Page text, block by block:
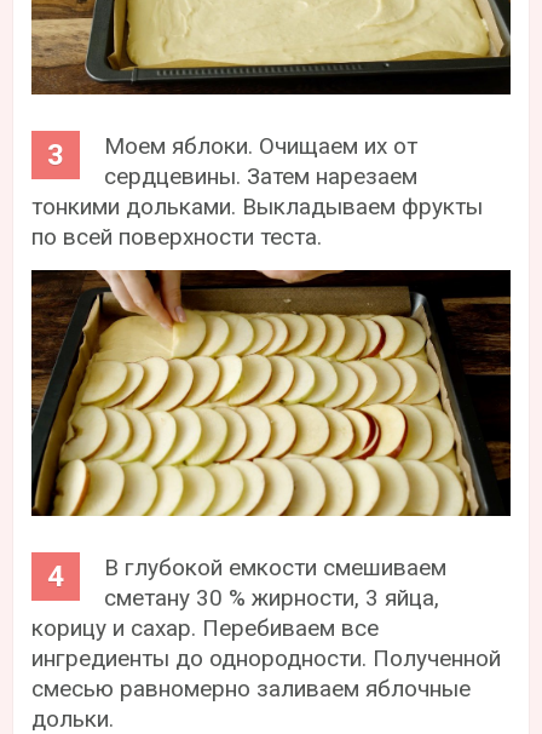
Моем яблоки. Очищаем их от
сердцевины. Затем нарезаем
тонкими дольками. Выкладываем фрукты
по всей поверхности теста.
В глубокой емкости смешиваем
сметану 30 % жирности, 3 яйца,
корицу и сахар. Перебиваем все
ингредиенты до однородности. Полученной
смесью равномерно заливаем яблочные
дольки.